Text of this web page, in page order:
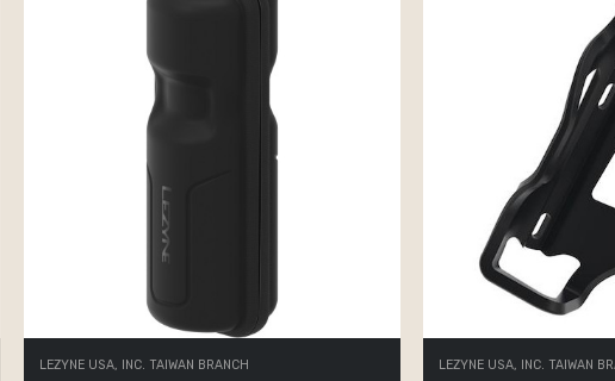
LEZYNE USA, INC. TAIWAN BRANCH LEZYNE USA, INC. TAIWAN